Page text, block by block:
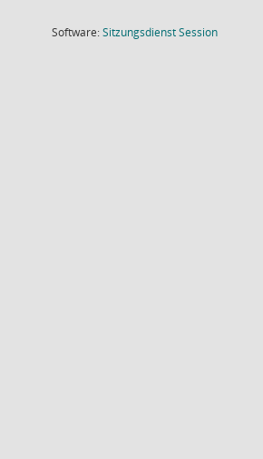
Software:SitzungsdienstSession(Wird in